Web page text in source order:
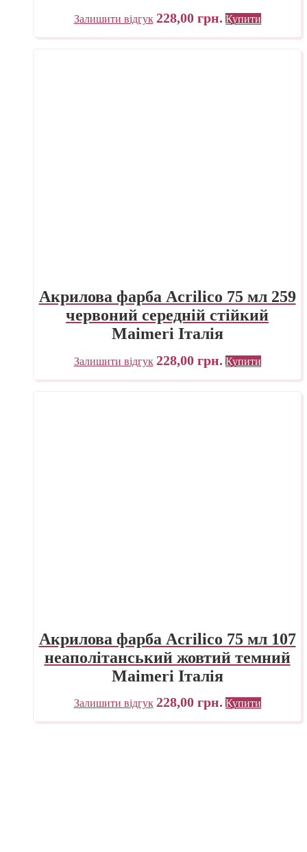
Залишити відгук 228,00 грн. Купити
Акрилова фарба Acrilico 75 мл 259
червоний середній стійкий
Maimeri Італія
Залишити відгук 228,00 грн. Купити
Акрилова фарба Acrilico 75 мл 107
неаполітанський жовтий темний
Maimeri Італія
Залишити відгук 228,00 грн. Купити